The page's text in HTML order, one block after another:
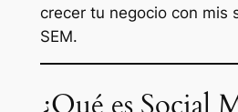
crecer tu negocio con mis
SEM.